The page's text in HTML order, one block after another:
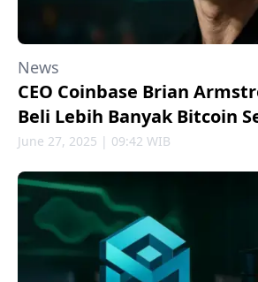
News
CEO Coinbase Brian
Beli Lebih Banyak Bitcoin
June 27, 2025 | 09:42 WIB